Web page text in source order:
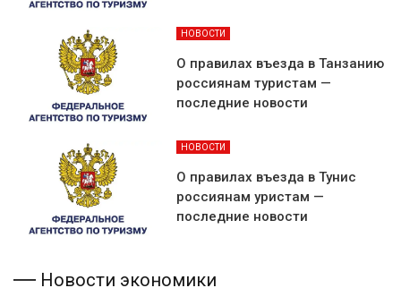
НОВОСТИ
О правилах въезда в Танзанию
россиянам туристам —
последние новости
НОВОСТИ
О правилах въезда в Тунис
россиянам уристам —
последние новости
Новости экономики